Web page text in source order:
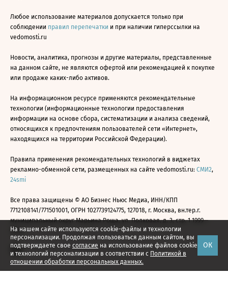
На нашем сайте используются cookie-файлы и технологии
персонализации. Продолжая пользоваться данным сайтом, вы
подтверждаете свое согласие на использование файлов cookie
и технологий персонализации в соответствии с Политикой в
отношении обработки персональных данных.
ОК
Любое использование материалов допускается только при
соблюдении правил перепечатки и при наличии гиперссылки на
vedomosti.ru
Новости, аналитика, прогнозы и другие материалы, представленные
на данном сайте, не являются офертой или рекомендацией к покупке
или продаже каких-либо активов.
На информационном ресурсе применяются рекомендательные
технологии (информационные технологии предоставления
информации на основе сбора, систематизации и анализа сведений,
относящихся к предпочтениям пользователей сети «Интернет»,
находящихся на территории Российской Федерации).
Правила применения рекомендательных технологий в виджетах
рекламно-обменной сети, размещенных на сайте vedomosti.ru: СМИ2,
24smi
Все права защищены © АО Бизнес Ньюс Медиа, ИНН/КПП
7712108141/771501001, ОГРН 1027739124775, 127018, г. Москва, вн.тер.г.
муниципальный округ Марьина Роща, ул. Полковая, д. 3, стр. 1 1999—
2026